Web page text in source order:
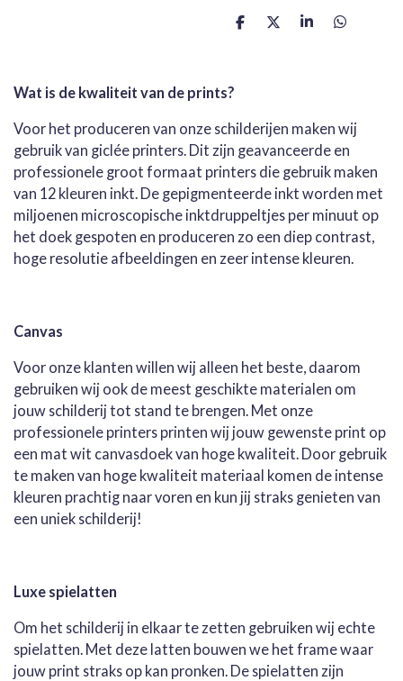
D
D
S
D
Wat is de kwaliteit van de prints?
Voor het produceren van onze schilderijen maken wij
gebruik van giclée printers. Dit zijn geavanceerde en
professionele groot formaat printers die gebruik maken
van 12 kleuren inkt. De gepigmenteerde inkt worden met
miljoenen microscopische inktdruppeltjes per minuut op
het doek gespoten en produceren zo een diep contrast,
hoge resolutie afbeeldingen en zeer intense kleuren.
Canvas
Voor onze klanten willen wij alleen het beste, daarom
gebruiken wij ook de meest geschikte materialen om
jouw schilderij tot stand te brengen. Met onze
professionele printers printen wij jouw gewenste print op
een mat wit canvasdoek van hoge kwaliteit. Door gebruik
te maken van hoge kwaliteit materiaal komen de intense
kleuren prachtig naar voren en kun jij straks genieten van
een uniek schilderij!
Luxe spielatten
Om het schilderij in elkaar te zetten gebruiken wij echte
spielatten. Met deze latten bouwen we het frame waar
jouw print straks op kan pronken. De spielatten zijn